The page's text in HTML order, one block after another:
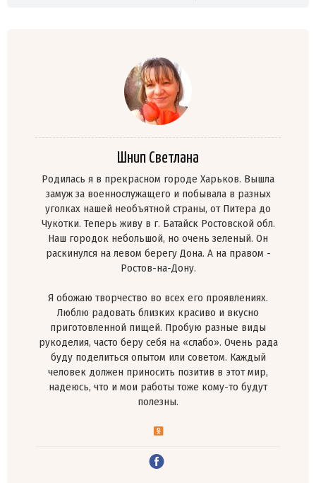
Шнип Светлана
Родилась я в прекрасном городе Харьков. Вышла
замуж за военнослужащего и побывала в разных
уголках нашей необъятной страны, от Питера до
Чукотки. Теперь живу в г. Батайск Ростовской обл.
Наш городок небольшой, но очень зеленый. Он
раскинулся на левом берегу Дона. А на правом -
Ростов-на-Дону.
Я обожаю творчество во всех его проявлениях.
Люблю радовать близких красиво и вкусно
приготовленной пищей. Пробую разные виды
рукоделия, часто беру себя на «слабо». Очень рада
буду поделиться опытом или советом. Каждый
человек должен приносить позитив в этот мир,
надеюсь, что и мои работы тоже кому-то будут
полезны.